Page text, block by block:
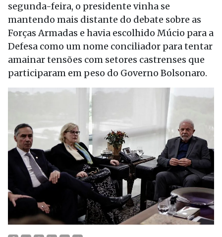
segunda-feira, o presidente vinha se
mantendo mais distante do debate sobre as
Forças Armadas e havia escolhido Múcio para a
Defesa como um nome conciliador para tentar
amainar tensões com setores castrenses que
participaram em peso do Governo Bolsonaro.